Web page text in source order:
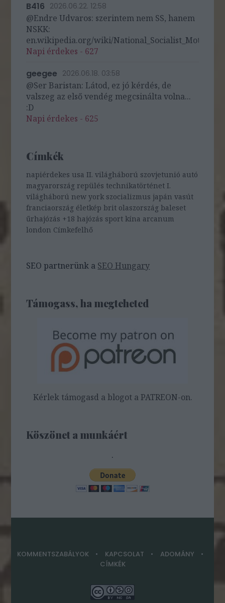
B416 2026.06.22. 12:58
@Endre Udvaros: szerintem nem SS, hanem
NSKK:
en.wikipedia.org/wiki/
Napi érdekes - 627
geegee 2026.06.18. 03:58
@Ser Baristan: Látod, ez jó kérdés, de
valszeg az első vendég megcsinálta volna...
:D
Napi érdekes - 625
Címkék
napiérdekes usa II. világháború szovjetunió autó
magyarország repülés technikatörténet I.
világháború new york szocializmus japán vasút
franciaország életkép brit olaszország baleset
űrhajózás +18 hajózás sport kína arcanum
london Címkefelhő
SEO partnerünk a SEO Hungary
Támogass, ha megteheted
Kérlek támogasd a blogot a PATREON-on.
Köszönet a munkáért
.
KOMMENTSZABÁLYOK KAPCSOLAT
ADOMÁNY
CÍMKÉK